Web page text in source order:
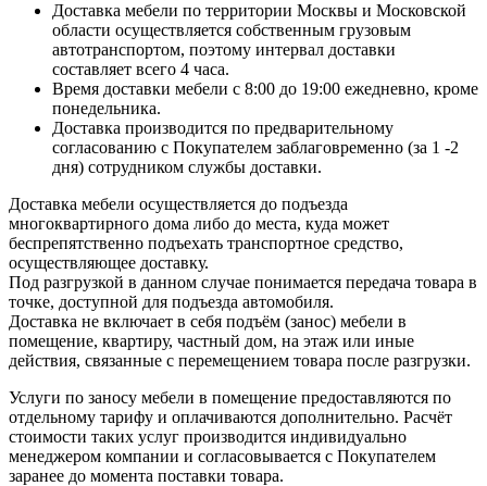
Доставка мебели по территории Москвы и Московской
области осуществляется собственным грузовым
автотранспортом, поэтому интервал доставки
составляет всего 4 часа.
Время доставки мебели с 8:00 до 19:00 ежедневно, кроме
понедельника.
Доставка производится по предварительному
согласованию с Покупателем заблаговременно (за 1 -2
дня) сотрудником службы доставки.
Доставка мебели осуществляется до подъезда
многоквартирного дома либо до места, куда может
беспрепятственно подъехать транспортное средство,
осуществляющее доставку.
Под разгрузкой в данном случае понимается передача товара в
точке, доступной для подъезда автомобиля.
Доставка не включает в себя подъём (занос) мебели в
помещение, квартиру, частный дом, на этаж или иные
действия, связанные с перемещением товара после разгрузки.
Услуги по заносу мебели в помещение предоставляются по
отдельному тарифу и оплачиваются дополнительно. Расчёт
стоимости таких услуг производится индивидуально
менеджером компании и согласовывается с Покупателем
заранее до момента поставки товара.